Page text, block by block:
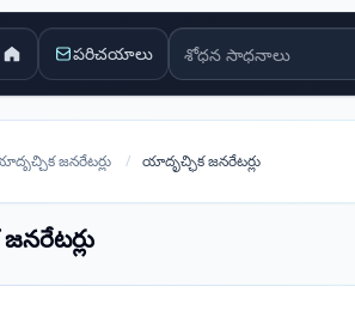
పరిచయాలు శోధన సాధనాలు
జనరేటర్లు / యాదృచ్ఛిక జనరేటర్లు